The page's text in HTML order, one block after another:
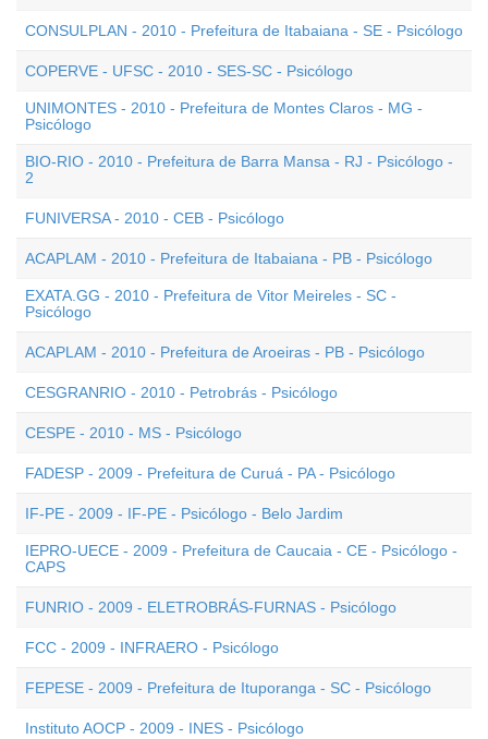
CONSULPLAN - 2010 - Prefeitura de Itabaiana - SE - Psicólogo
COPERVE - UFSC - 2010 - SES-SC - Psicólogo
UNIMONTES - 2010 - Prefeitura de Montes Claros - MG -
Psicólogo
BIO-RIO - 2010 - Prefeitura de Barra Mansa - RJ - Psicólogo -
2
FUNIVERSA - 2010 - CEB - Psicólogo
ACAPLAM - 2010 - Prefeitura de Itabaiana - PB - Psicólogo
EXATA.GG - 2010 - Prefeitura de Vitor Meireles - SC -
Psicólogo
ACAPLAM - 2010 - Prefeitura de Aroeiras - PB - Psicólogo
CESGRANRIO - 2010 - Petrobrás - Psicólogo
CESPE - 2010 - MS - Psicólogo
FADESP - 2009 - Prefeitura de Curuá - PA - Psicólogo
IF-PE - 2009 - IF-PE - Psicólogo - Belo Jardim
IEPRO-UECE - 2009 - Prefeitura de Caucaia - CE - Psicólogo -
CAPS
FUNRIO - 2009 - ELETROBRÁS-FURNAS - Psicólogo
FCC - 2009 - INFRAERO - Psicólogo
FEPESE - 2009 - Prefeitura de Ituporanga - SC - Psicólogo
Instituto AOCP - 2009 - INES - Psicólogo